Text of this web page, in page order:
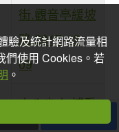
街.觀音亭緩坡
路.2017-12-
09
十八尖山.博愛
街.綜合
驗及統計網路流量相
們使用 Cookies。若
。